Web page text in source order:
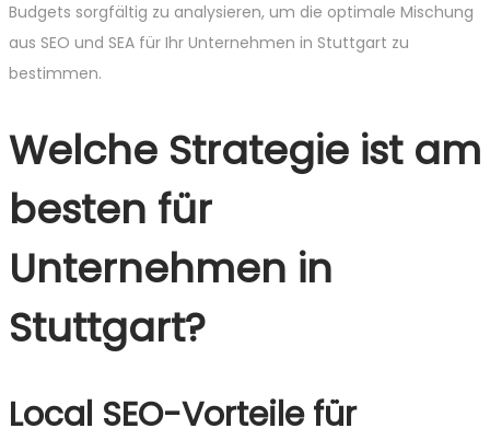
Budgets sorgfältig zu analysieren, um die optimale Mischung
aus SEO und SEA für Ihr Unternehmen in Stuttgart zu
bestimmen.
Welche Strategie ist am
besten für
Unternehmen in
Stuttgart?
Local SEO-Vorteile für